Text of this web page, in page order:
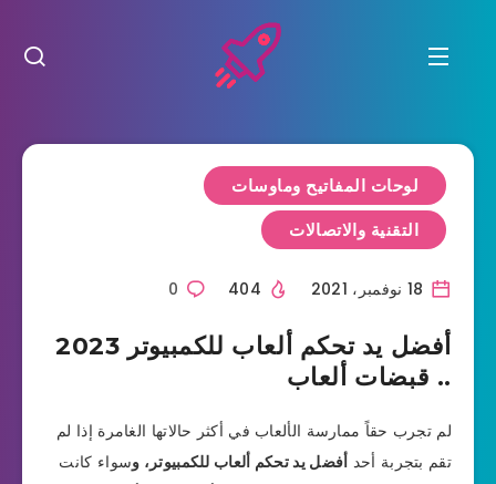
لوحات المفاتيح وماوسات
التقنية والاتصالات
0
أفضل يد تحكم ألعاب للكمبيوتر 2023
.. قبضات ألعاب
لم تجرب حقاً ممارسة الألعاب في أكثر حالاتها الغامرة إذا لم
تقم بتجربة أحد أفضل يد تحكم ألعاب للكمبيوتر، وسواء كانت